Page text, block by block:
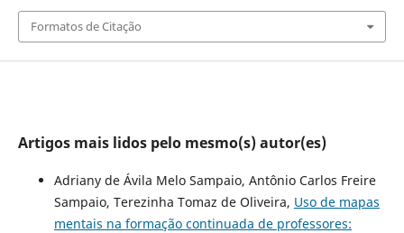
Formatos de Citação
Artigos mais lidos pelo mesmo(s) autor(es)
Adriany de Ávila Melo Sampaio, Antônio Carlos Freire
Sampaio, Terezinha Tomaz de Oliveira, Uso de mapas
mentais na formação continuada de professores: